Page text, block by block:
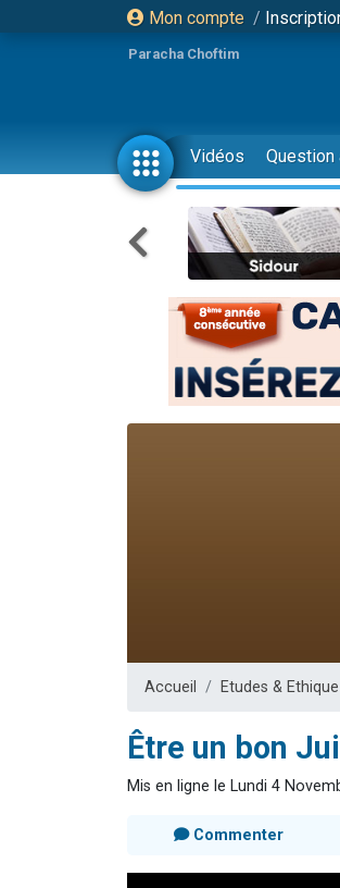
Mon compte /
Paracha Choftim
Vidéos Question
Accueil Etudes &
Être un bon
Mis en ligne le Lundi 4
Commenter